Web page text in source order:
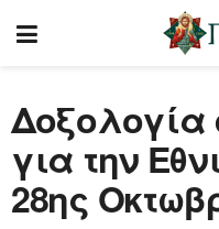
για την
28ης